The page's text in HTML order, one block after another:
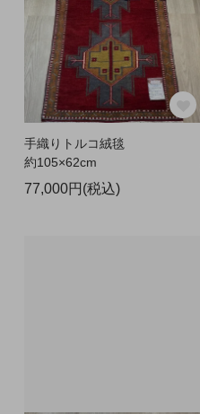
手織りトルコ絨毯
約105×62cm
77,000円(税込)